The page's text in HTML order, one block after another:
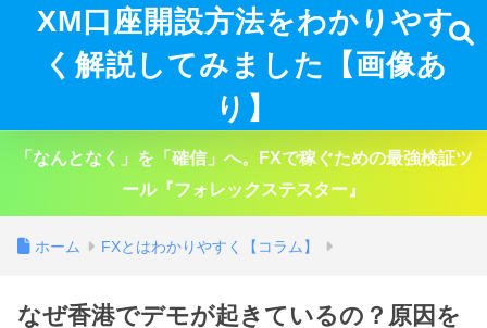
XM口座開設方法をわかりやす
く解説してみました【画像あ
り】
「なんとなく」を「確信」へ。FXで稼ぐための最強検証ツ
ール『フォレックステスター』
ホーム FXとはわかりやすく【コラム】
なぜ香港でデモが起きているの？原因を